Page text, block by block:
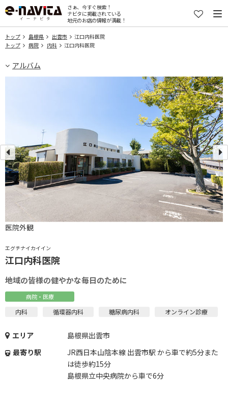
さぁ、今すぐ検索！
ナビタに掲載されている
地元のお店の情報が満載！
トップ 島根県 出雲市
江口内科医院
トップ
病院 内科 江口内科医院
アルバム
エグチナイカイイン
江口内科医院
地域の皆様の健やかな毎日のために
病院・医療
内科 循環器内科 糖尿病内科 オンライン診療
エリア
島根県出雲市
最寄り駅
JR西日本山陰本線 出雲市駅 から車で約5分また
は徒歩約15分
島根県立中央病院から車で6分
医院外観